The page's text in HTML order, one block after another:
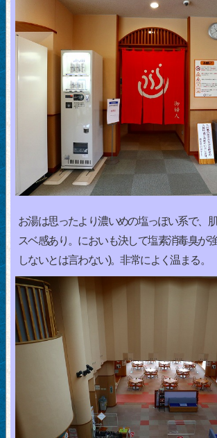
お湯は思ったより濃いめの塩っぽい系で、
スベ感あり。においも決して塩素消毒臭が
しないとは言わない)。非常によく温まる。